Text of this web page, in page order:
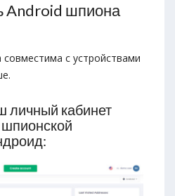
Android шпиона
с устройствами
личный кабинет
шпионской